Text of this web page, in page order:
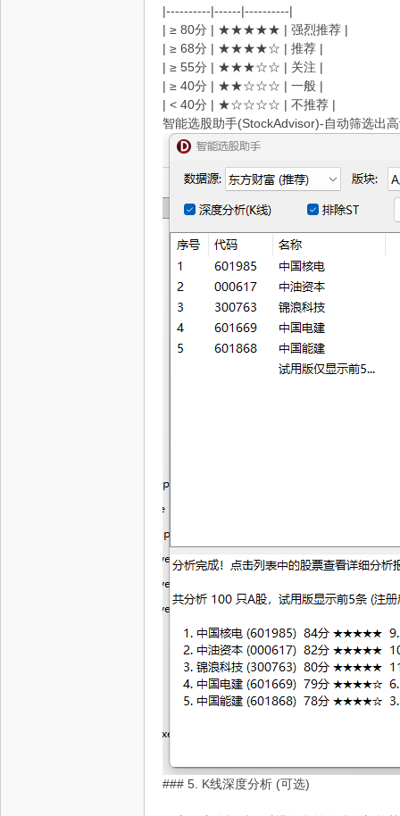
|----------|------|----------|
| ≥ 80分 | ★★★★★ | 强烈推荐 |
| ≥ 68分 | ★★★★☆ | 推荐 |
| ≥ 55分 | ★★★☆☆ | 关注 |
| ≥ 40分 | ★★☆☆☆ | 一般 |
| < 40分 | ★☆☆☆☆ | 不推荐 |
智能选股助手(StockAdvisor)-自动筛选出
### 5. K线深度分析 (可选)